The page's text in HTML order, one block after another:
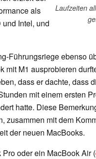
Laufzeiten
als
Intel, und
Führungsriege ebenso
mit M1 ausprobieren
dass er dachte, dass
mit einem ersten
hatte. Diese
zusammen mit dem
der neuen MacBooks.
oder ein MacBook Air (